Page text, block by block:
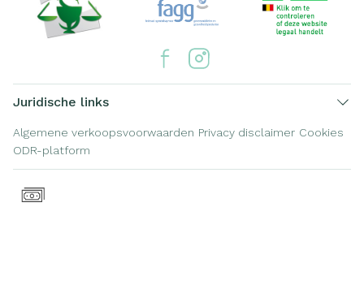
Juridische links
Algemene verkoopsvoorwaarden Privacy disclaimer Cookies
ODR-platform